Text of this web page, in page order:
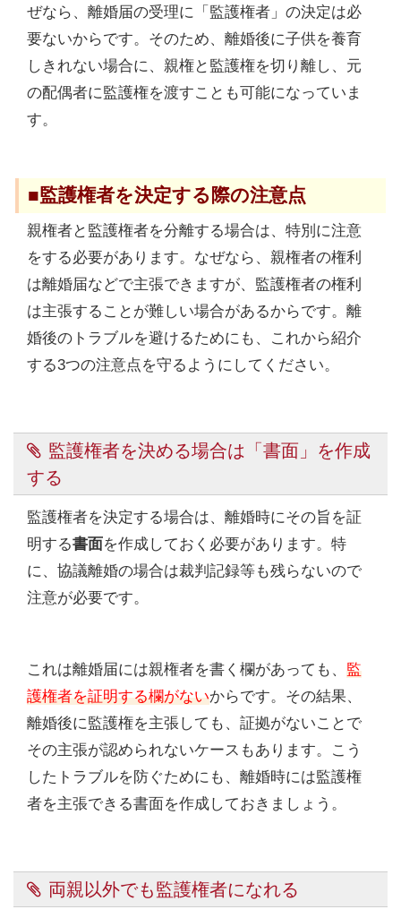
ぜなら、離婚届の受理に「監護権者」の決定は必
要ないからです。そのため、離婚後に子供を養育
しきれない場合に、親権と監護権を切り離し、元
の配偶者に監護権を渡すことも可能になっていま
す。
■監護権者を決定する際の注意点
親権者と監護権者を分離する場合は、特別に注意
をする必要があります。なぜなら、親権者の権利
は離婚届などで主張できますが、監護権者の権利
は主張することが難しい場合があるからです。離
婚後のトラブルを避けるためにも、これから紹介
する3つの注意点を守るようにしてください。
監護権者を決める場合は「書面」を作成
する
監護権者を決定する場合は、離婚時にその旨を証
明する書面を作成しておく必要があります。特
に、協議離婚の場合は裁判記録等も残らないので
注意が必要です。
これは離婚届には親権者を書く欄があっても、 監
護権者を証明する欄がないからです。その結果、
離婚後に監護権を主張しても、証拠がないことで
その主張が認められないケースもあります。こう
したトラブルを防ぐためにも、離婚時には監護権
者を主張できる書面を作成しておきましょう。
両親以外でも監護権者になれる